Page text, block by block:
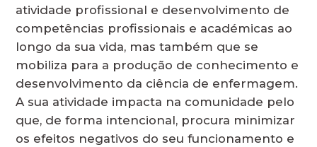
atividade profissional e desenvolvimento de
competências profissionais e académicas ao
longo da sua vida, mas também que se
mobiliza para a produção de conhecimento e
desenvolvimento da ciência de enfermagem.
A sua atividade impacta na comunidade pelo
que, de forma intencional, procura minimizar
os efeitos negativos do seu funcionamento e